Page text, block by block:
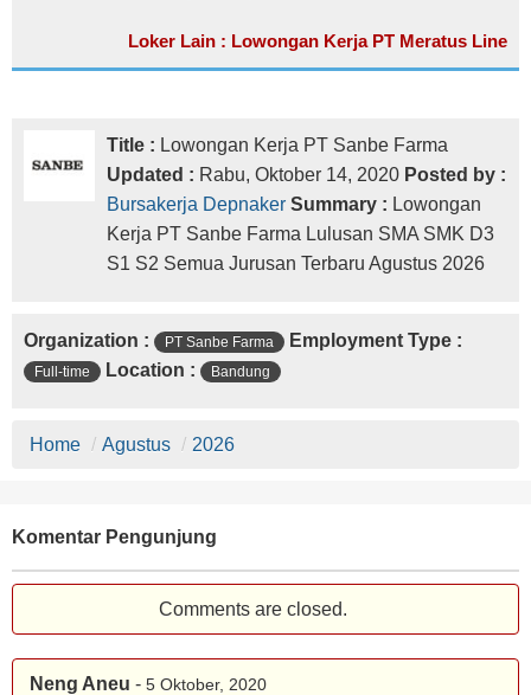
Loker Lain : Lowongan Kerja PT Meratus Line
Title : Lowongan Kerja PT Sanbe Farma
Updated : Rabu, Oktober 14, 2020 Posted by :
Bursakerja Depnaker Summary : Lowongan
Kerja PT Sanbe Farma Lulusan SMA SMK D3
S1 S2 Semua Jurusan Terbaru Agustus 2026
Organization : PT Sanbe Farma Employment Type :
Full-time Location : Bandung
Home / Agustus / 2026
Komentar Pengunjung
Comments are closed.
Neng Aneu - 5 Oktober, 2020